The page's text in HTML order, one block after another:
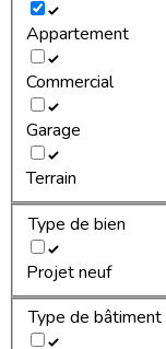
Appartement
Commercial
Garage
Terrain
Type de bien
Projet neuf
Type de bâtiment